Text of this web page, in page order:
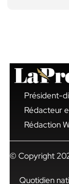
Président-
Rédacteur
Rédaction
© Copyright
Quotidien